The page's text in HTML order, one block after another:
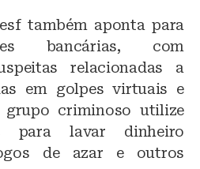
também aponta para
bancárias, com
relacionadas a
em golpes virtuais e
criminoso utilize
para lavar dinheiro
de azar e outros